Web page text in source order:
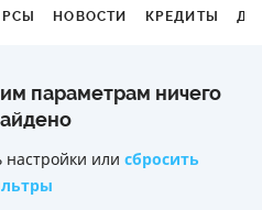
НОВОСТИ КРЕДИТЫ
параметрам ничего
или сбросить